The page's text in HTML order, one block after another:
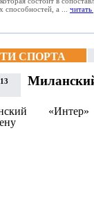
способностей, а ... читать
СПОРТА